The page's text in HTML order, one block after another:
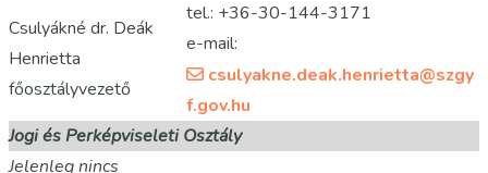
Csulyákné dr. Deák
Henrietta
főosztályvezető
tel.: +36-30-144-3171
e-mail:
csulyakne.deak.henrietta@szgy
f.gov.hu
Jogi és Perképviseleti Osztály
Jelenleg nincs